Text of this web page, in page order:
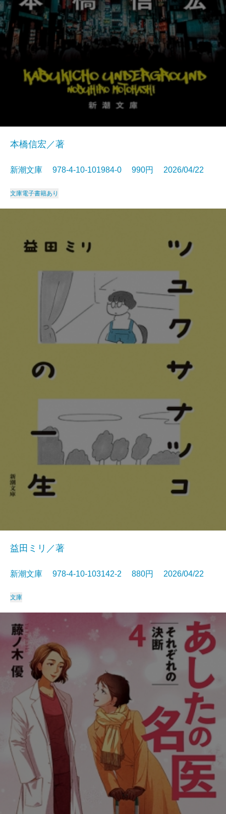
本橋信宏／著
新潮文庫 978-4-10-101984-0 990円 2026/04/22
文庫電子書籍あり
益田ミリ／著
新潮文庫 978-4-10-103142-2 880円 2026/04/22
文庫